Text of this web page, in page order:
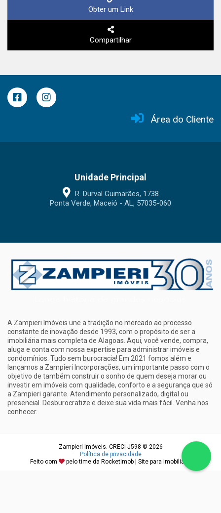
Obter um Link
Compartilhar
Área do Cliente
Unidade Principal
R. Durval Guimarães, 1738
Ponta Verde, Maceió - AL, 57035-060
A Zampieri Imóveis une a tradição no mercado ao processo
constante de inovação desde 1993, com o propósito de ser a
imobiliária mais completa de Alagoas. Aqui, você vende, compra,
aluga e conta com nossa expertise para administrar imóveis e
condomínios. Tudo sem burocracia! Em 2021 fomos além e
lançamos a Zampieri Incorporações, um importante passo com o
objetivo de também construir o sonho de quem deseja morar ou
investir em imóveis com qualidade, conforto e a segurança que só
a Zampieri garante. Atendimento personalizado, digital ou
presencial. Desburocratize e deixe sua vida mais fácil. Venha nos
conhecer.
Zampieri Imóveis. CRECI J598 © 2026
Política de privacidade
Feito com
pelo time da RocketImob | Site para Imobiliária